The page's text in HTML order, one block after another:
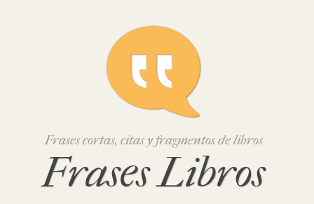
Frases cortas, citas y fragmentos de libros
Frases Libros